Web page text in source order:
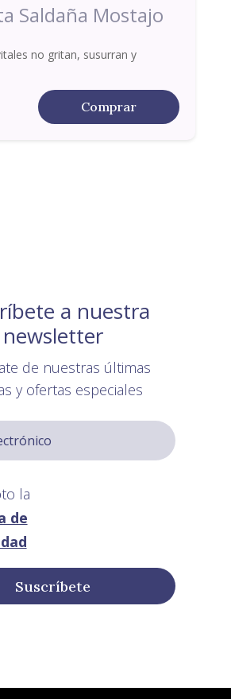
Saldaña Mostajo
no gritan, susurran y
Comprar
a nuestra
newsletter
de nuestras últimas
y ofertas especiales
la
de
Suscríbete